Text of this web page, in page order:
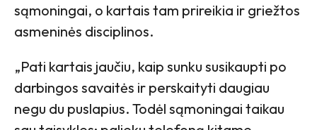
sąmoningai, o kartais tam prireikia ir griežtos
asmeninės disciplinos.
„Pati kartais jaučiu, kaip sunku susikaupti po
darbingos savaitės ir perskaityti daugiau
negu du puslapius. Todėl sąmoningai taikau